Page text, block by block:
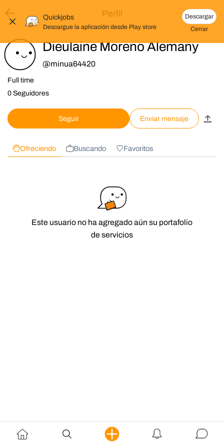
Quickjobs
Descargue la aplicación desde Play store
Descargar
Cerrar
Perfil
Dieulaine Moreno Alemany
@minua64420
Full time
0 Seguidores
Seguir Enviar mensaje
Ofreciendo Buscando Favoritos
Este usuario no ha agregado aún su portafolio
de servicios